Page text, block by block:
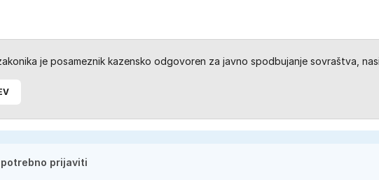
je posameznik kazensko odgovoren za javno spodbujanje sovraštva,